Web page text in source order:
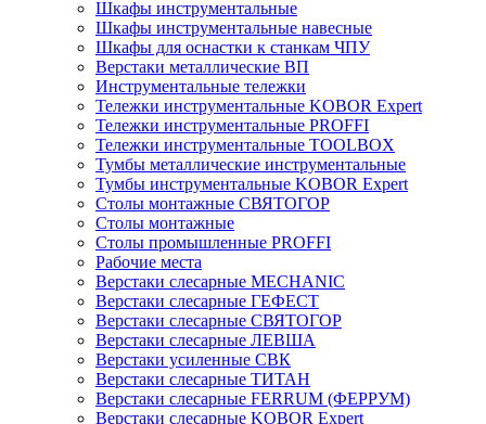
Шкафы инструментальные
Шкафы инструментальные навесные
Шкафы для оснастки к станкам ЧПУ
Верстаки металлические ВП
Инструментальные тележки
Тележки инструментальные KOBOR Expert
Тележки инструментальные PROFFI
Тележки инструментальные TOOLBOX
Тумбы металлические инструментальные
Тумбы инструментальные KOBOR Expert
Столы монтажные СВЯТОГОР
Столы монтажные
Столы промышленные PROFFI
Рабочие места
Верстаки слесарные MECHANIC
Верстаки слесарные ГЕФЕСТ
Верстаки слесарные СВЯТОГОР
Верстаки слесарные ЛЕВША
Верстаки усиленные СВК
Верстаки слесарные ТИТАН
Верстаки слесарные FERRUM (ФЕРРУМ)
Верстаки слесарные KOBOR Expert